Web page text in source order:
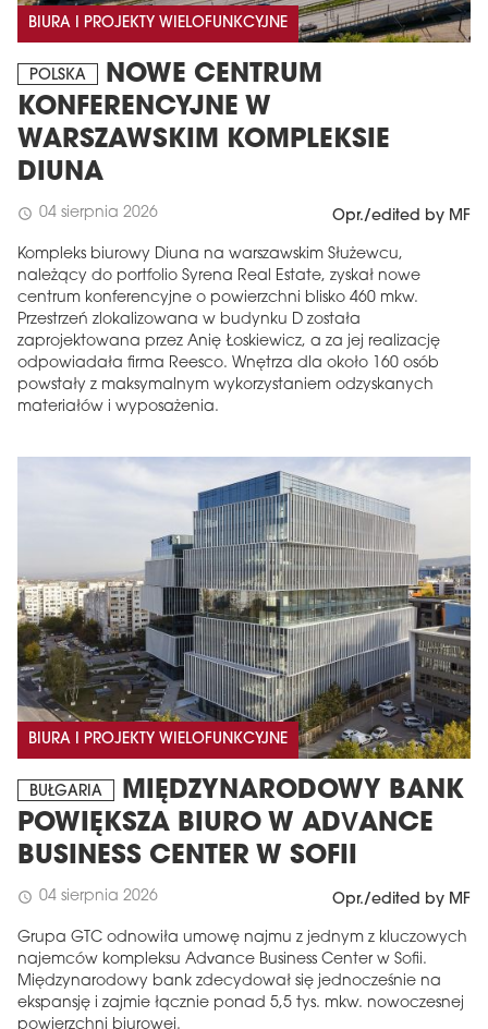
BIURA I PROJEKTY WIELOFUNKCYJNE
POLSKA
NOWE CENTRUM
KONFERENCYJNE W
WARSZAWSKIM KOMPLEKSIE
DIUNA
schedule 04 sierpnia 2026 Opr./edited by MF
Kompleks biurowy Diuna na warszawskim Służewcu,
należący do portfolio Syrena Real Estate, zyskał nowe
centrum konferencyjne o powierzchni blisko 460 mkw.
Przestrzeń zlokalizowana w budynku D została
zaprojektowana przez Anię Łoskiewicz, a za jej realizację
odpowiadała firma Reesco. Wnętrza dla około 160 osób
powstały z maksymalnym wykorzystaniem odzyskanych
materiałów i wyposażenia.
BIURA I PROJEKTY WIELOFUNKCYJNE
BUŁGARIA
MIĘDZYNARODOWY BANK
POWIĘKSZA BIURO W ADVANCE
BUSINESS CENTER W SOFII
schedule 04 sierpnia 2026 Opr./edited by MF
Grupa GTC odnowiła umowę najmu z jednym z kluczowych
najemców kompleksu Advance Business Center w Sofii.
Międzynarodowy bank zdecydował się jednocześnie na
ekspansję i zajmie łącznie ponad 5,5 tys. mkw. nowoczesnej
powierzchni biurowej.